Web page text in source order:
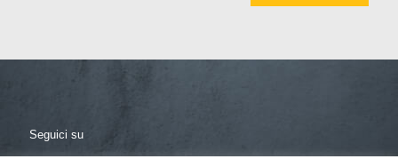
Seguici su